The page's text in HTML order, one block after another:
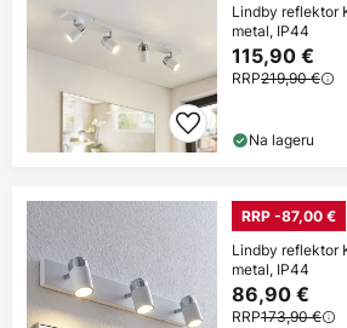
Lindby reflektor
metal, IP44
115,90 €
RRP219,90 €
Na lageru
RRP -87,00 €
Lindby reflektor
metal, IP44
86,90 €
RRP173,90 €